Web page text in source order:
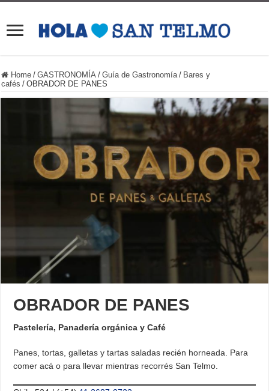
Home / GASTRONOMÍA / Guía de Gastronomía / Bares y
cafés / OBRADOR DE PANES
OBRADOR DE PANES
Pastelería, Panadería orgánica y Café
Panes, tortas, galletas y tartas saladas recién horneada. Para
comer acá o para llevar mientras recorrés San Telmo.